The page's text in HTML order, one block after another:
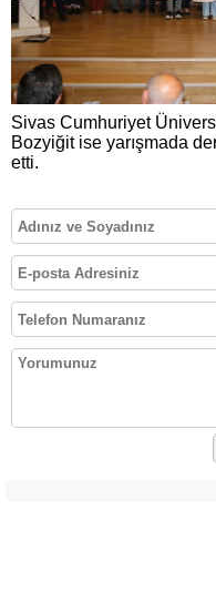
Sivas Cumhuriyet
Bozyiğit ise yarışmada
etti.